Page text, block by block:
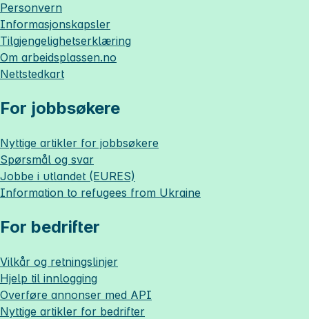
Personvern
Informasjonskapsler
Tilgjengelighetserklæring
Om arbeidsplassen.no
Nettstedkart
For jobbsøkere
Nyttige artikler for jobbsøkere
Spørsmål og svar
Jobbe i utlandet (EURES)
Information to refugees from Ukraine
For bedrifter
Vilkår og retningslinjer
Hjelp til innlogging
Overføre annonser med API
Nyttige artikler for bedrifter